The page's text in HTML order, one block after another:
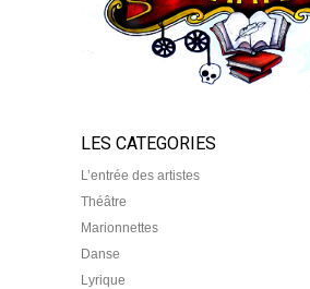
LES CATEGORIES
L’entrée des artistes
Théâtre
Marionnettes
Danse
Lyrique